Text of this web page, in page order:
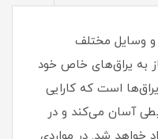
و وسایل مختلف
به یراق‌های خاص خود
یراق‌ها است که کارایی
آسان می‌کند و در